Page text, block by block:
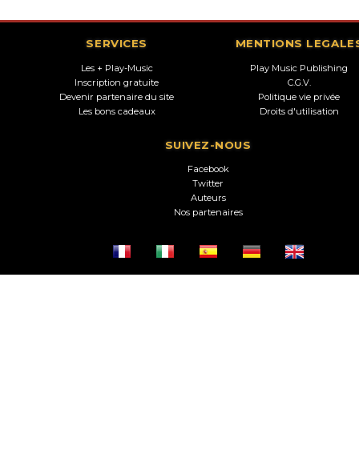
SERVICES
Les + Play-Music
Inscription gratuite
Devenir partenaire du site
Les bons cadeaux
MENTIONS
Play Music Publishing
C.G.V.
Politique vie privée
Droits d'utilisation
SUIVEZ-NOUS
Facebook
Twitter
Auteurs
Nos partenaires